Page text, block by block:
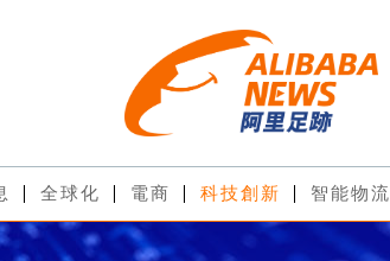
全球化 電商 科技創新 智能物流